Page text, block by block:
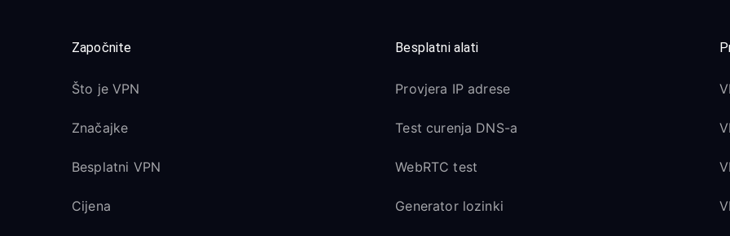
Započnite
Što je VPN
Značajke
Besplatni VPN
Cijena
Besplatni alati
Provjera IP adrese
Test curenja DNS-a
WebRTC test
Generator lozinki